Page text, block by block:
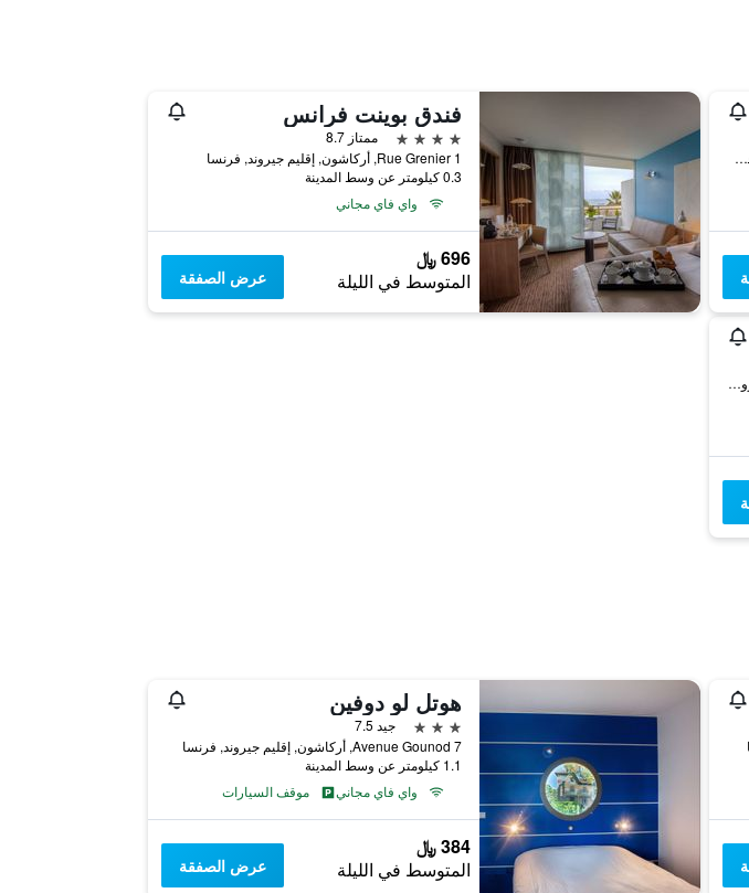
28, Avenue Lamartine, أركاشون, إقليم جيروند, فرنسا
فندق بوينت فرانس
4 نجوم
ممتاز 8.7
1 Rue Grenier, أركاشون, إقليم جيروند, فرنسا
0.3 كيلومتر عن وسط المدينة
واي فاي مجاني
696 ﷼
المتوسط في الليلة عرض الصفقة
4 Rue du Professeur Jolyet, أركاشون, إقليم جيروند, فرنسا
هوتل لو دوفين
3 نجوم
جيد 7.5
7 Avenue Gounod, أركاشون, إقليم جيروند, فرنسا
1.1 كيلومتر عن وسط المدينة
واي فاي مجاني
موقف السيارات
384 ﷼
المتوسط في الليلة عرض الصفقة